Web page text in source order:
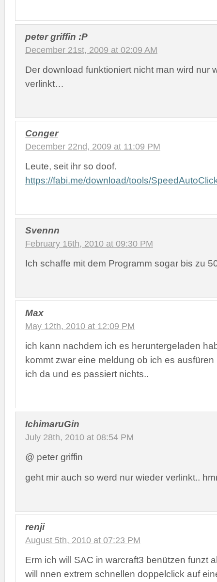
peter griffin :P
December 21st, 2009 at 02:09 AM
Der download funktioniert nicht man wird nur
verlinkt…
Conger
December 22nd, 2009 at 11:09 PM
Leute, seit ihr so doof.
https://fabi.me/download/tools/
Svennn
February 16th, 2010 at 09:30 PM
Ich schaffe mit dem Programm sogar bis zu
Max
May 12th, 2010 at 12:09 PM
ich kann nachdem ich es heruntergeladen
kommt zwar eine meldung ob ich es
ich da und es passiert nichts..
IchimaruGin
July 28th, 2010 at 08:54 PM
@ peter griffin
geht mir auch so werd nur wieder verlinkt..
renji
August 5th, 2010 at 07:23 PM
Erm ich will SAC in warcraft3 benützen funzt
will nnen extrem schnellen doppelclick auf